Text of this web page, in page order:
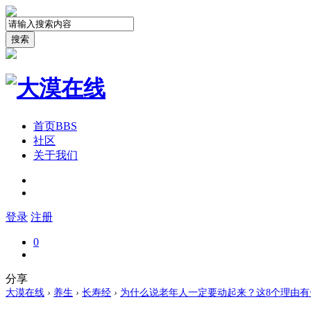
搜索
首页BBS
社区
关于我们
登录 注册
0
分享
大漠在线 › 养生 › 长寿经 › 为什么说老年人一定要动起来？这8个理由有